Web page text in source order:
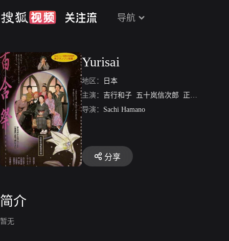
导航
Yurisai
地区：
日本
主演： 吉行和子 五十岚信次郎 正司歌江
导演： Sachi Hamano
分享
简介
暂无